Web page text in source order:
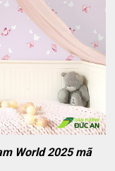
World 2025 mã